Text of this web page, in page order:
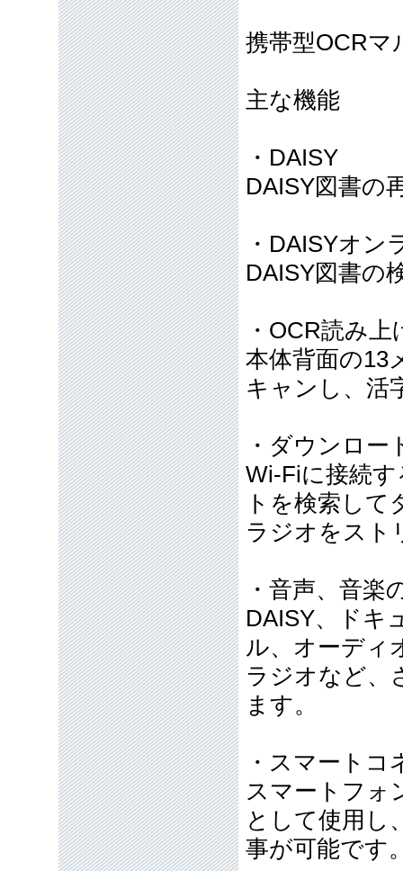
携帯型OCRマ
主な機能
・DAISY
DAISY図書の
・DAISYオン
DAISY図書の
・OCR読み上
本体背面の13
キャンし、活
・ダウンロ
Wi-Fiに接続
トを検索し
ラジオをスト
・音声、音楽
DAISY、ドキ
ル、オーディ
ラジオなど、
ます。
・スマートコ
スマートフォ
として使用し
事が可能です